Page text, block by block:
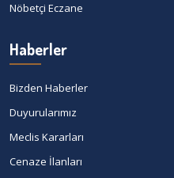
Nöbetçi Eczane
Haberler
Bizden Haberler
Duyurularımız
Meclis Kararları
Cenaze İlanları